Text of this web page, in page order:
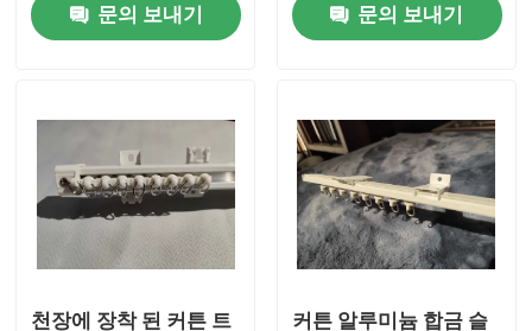
품질 관리
인용문을 요구하세요
사용 된 패션 의류
초등 아동복
문의 보내기 문의 보내기
천장에 장착 된 커튼 트 커튼 알루미늄 합금 슬